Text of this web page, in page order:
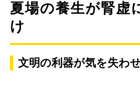
夏場の養生が腎虚
け
文明の利器が気を失わ